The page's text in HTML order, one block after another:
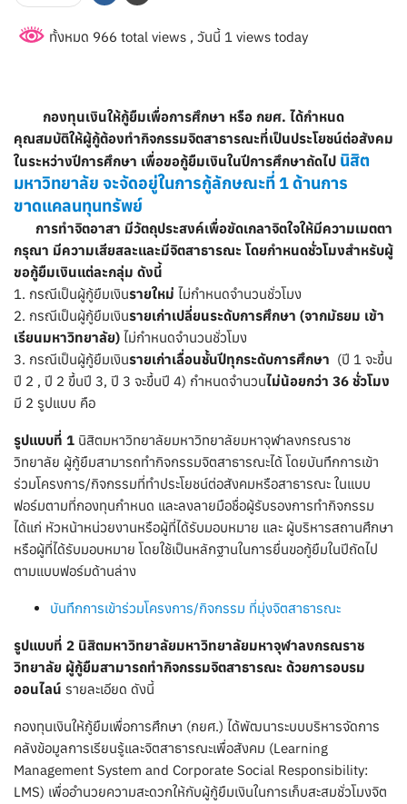
ทั้งหมด 966 total views , วันนี้ 1 views today
กองทุนเงินให้กู้ยืมเพื่อการศึกษา หรือ กยศ. ได้กำหนด
คุณสมบัติให้ผู้กู้ต้องทำกิจกรรมจิตสาธารณะที่เป็นประโยชน์ต่อสังคม
ในระหว่างปีการศึกษา เพื่อขอกู้ยืมเงินในปีการศึกษาถัดไป นิสิต
มหาวิทยาลัย จะจัดอยู่ในการกู้ลักษณะที่ 1 ด้านการ
ขาดแคลนทุนทรัพย์
การทำจิตอาสา มีวัตถุประสงค์เพื่อขัดเกลาจิตใจให้มีความเมตตา
กรุณา มีความเสียสละและมีจิตสาธารณะ โดยกำหนดชั่วโมงสำหรับผู้
ขอกู้ยืมเงินแต่ละกลุ่ม ดังนี้
1. กรณีเป็นผู้กู้ยืมเงินรายใหม่ ไม่กำหนดจำนวนชั่วโมง
2. กรณีเป็นผู้กู้ยืมเงินรายเก่าเปลี่ยนระดับการศึกษา (จากมัธยม เข้า
เรียนมหาวิทยาลัย) ไม่กำหนดจำนวนชั่วโมง
3. กรณีเป็นผู้กู้ยืมเงินรายเก่าเลื่อนชั้นปีทุกระดับการศึกษา (ปี 1 จะขึ้น
ปี 2 , ปี 2 ขึ้นปี 3, ปี 3 จะขึ้นปี 4) กำหนดจำนวนไม่น้อยกว่า 36 ชั่วโมง
มี 2 รูปแบบ คือ
รูปแบบที่ 1 นิสิตมหาวิทยาลัยมหาวิทยาลัยมหาจุฬาลงกรณราช
วิทยาลัย ผู้กู้ยืมสามารถทำกิจกรรมจิตสาธารณะได้ โดยบันทึกการเข้า
ร่วมโครงการ/กิจกรรมที่ทำประโยชน์ต่อสังคมหรือสาธารณะ ในแบบ
ฟอร์มตามที่กองทุนกำหนด และลงลายมือชื่อผู้รับรองการทำกิจกรรม
ได้แก่ หัวหน้าหน่วยงานหรือผู้ที่ได้รับมอบหมาย และ ผู้บริหารสถานศึกษา
หรือผู้ที่ได้รับมอบหมาย โดยใช้เป็นหลักฐานในการยื่นขอกู้ยืมในปีถัดไป
ตามแบบฟอร์มด้านล่าง
บันทึกการเข้าร่วมโครงการ/กิจกรรม ที่มุ่งจิตสาธารณะ
รูปแบบที่ 2 นิสิตมหาวิทยาลัยมหาวิทยาลัยมหาจุฬาลงกรณราช
วิทยาลัย ผู้กู้ยืมสามารถทำกิจกรรมจิตสาธารณะ ด้วยการอบรม
ออนไลน์ รายละเอียด ดังนี้
กองทุนเงินให้กู้ยืมเพื่อการศึกษา (กยศ.) ได้พัฒนาระบบบริหารจัดการ
คลังข้อมูลการเรียนรู้และจิตสาธารณะเพื่อสังคม (Learning
Management System and Corporate Social Responsibility:
LMS) เพื่ออำนวยความสะดวกให้กับผู้กู้ยืมเงินในการเก็บสะสมชั่วโมงจิต